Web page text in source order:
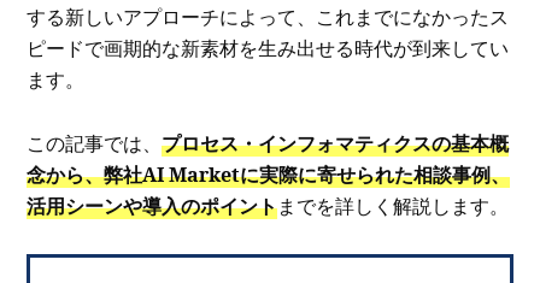
する新しいアプローチによって、これまでになかったス
ピードで画期的な新素材を生み出せる時代が到来してい
ます。
この記事では、プロセス・インフォマティクスの基本概
念から、弊社AI Marketに実際に寄せられた相談事例、
活用シーンや導入のポイントまでを詳しく解説します。